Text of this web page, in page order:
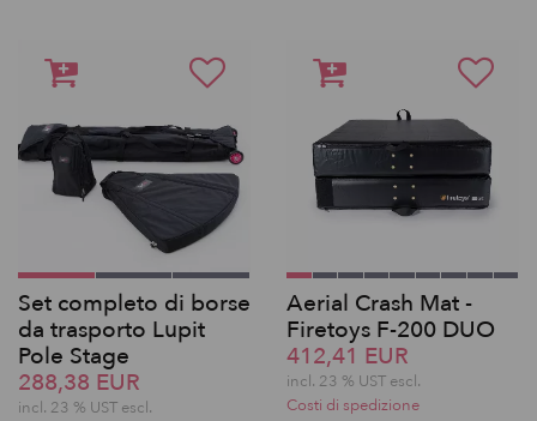
Set completo di borse
da trasporto Lupit
Pole Stage
288,38 EUR
incl. 23 % UST escl.
Aerial Crash Mat -
Firetoys F-200 DUO
412,41 EUR
incl. 23 % UST escl.
Costi di spedizione